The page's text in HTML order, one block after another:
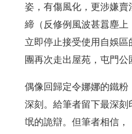
姿，有傷風化，更涉嫌
締（反修例風波甚囂塵
立即停止接受使用自娛
團再次走出屋苑，屯門公
偶像回歸定令娜娜的鐵
深刻。給筆者留下最深
氓的詭辯。但筆者相信